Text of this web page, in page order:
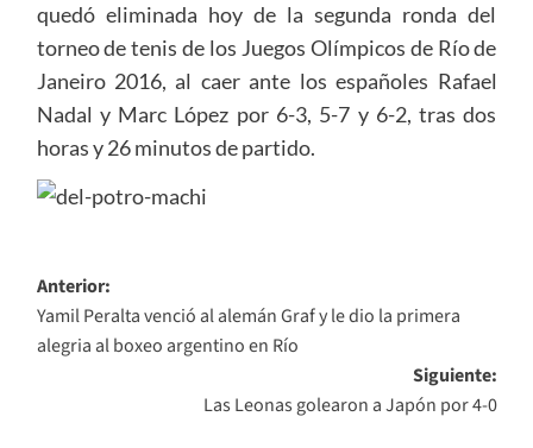
quedó eliminada hoy de la segunda ronda del
torneo de tenis de los Juegos Olímpicos de Río de
Janeiro 2016, al caer ante los españoles Rafael
Nadal y Marc López por 6-3, 5-7 y 6-2, tras dos
horas y 26 minutos de partido.
Navegación
de
entradas
Anterior:
Yamil Peralta venció al alemán Graf y le dio la primera
alegria al boxeo argentino en Río
Siguiente:
Las Leonas golearon a Japón por 4-0